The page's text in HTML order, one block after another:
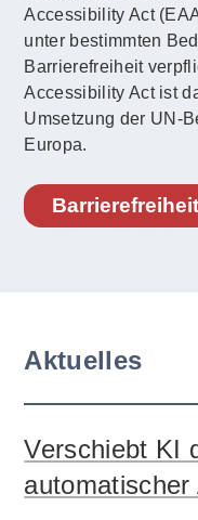
Accessibility Act
unter bestimmten
Barrierefreiheit
Accessibility Act ist
Umsetzung der UN-
Europa.
Aktuelles
Verschiebt KI